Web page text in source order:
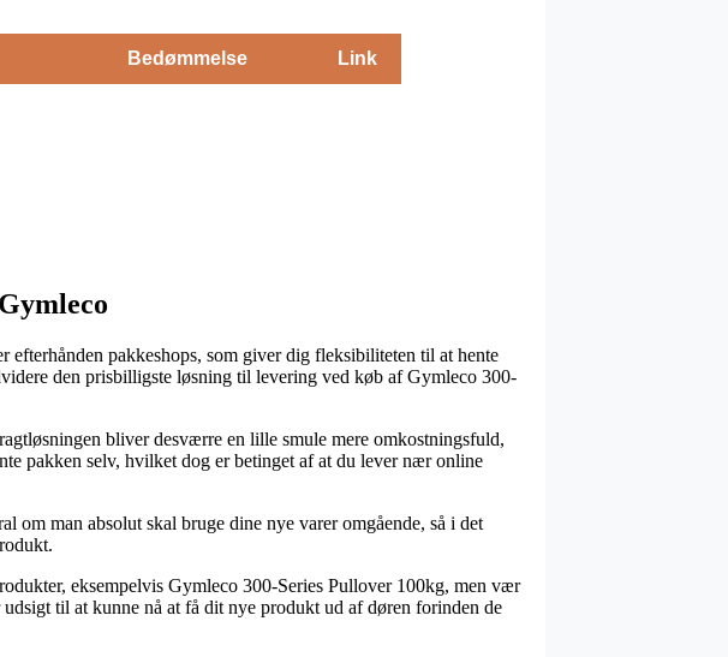
Bedømmelse Link
pakkeshops, som giver dig fleksibiliteten til at hente
den prisbilligste løsning til levering ved køb af Gymleco 300-
bliver desværre en lille smule mere omkostningsfuld,
pakken selv, hvilket dog er betinget af at du lever nær online
om man absolut skal bruge dine nye varer omgående, så i det
eksempelvis Gymleco 300-Series Pullover 100kg, men vær
til at kunne nå at få dit nye produkt ud af døren forinden de